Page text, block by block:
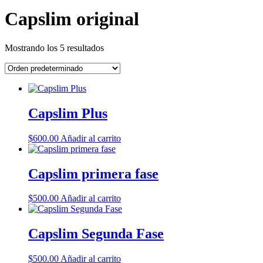
Capslim original
Mostrando los 5 resultados
Capslim Plus
$600.00 Añadir al carrito
Capslim primera fase
$500.00Añadir al carrito
Capslim Segunda Fase
$500.00 Añadir al carrito